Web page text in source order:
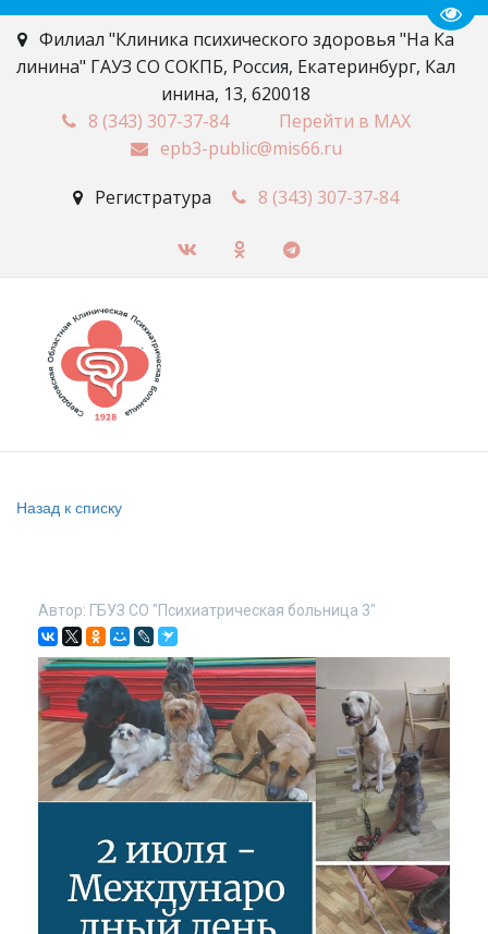
Филиал "Клиника психического здоровья "На Ка
линина" ГАУЗ СО СОКПБ, Россия, Екатеринбург, Кал
инина, 13, 620018
8 (343) 307-37-84
Перейти в MAX
epb3-public@mis66.ru
Регистратура 8 (343) 307-37-84
Назад к списку
Автор: ГБУЗ СО "Психиатрическая больница 3"